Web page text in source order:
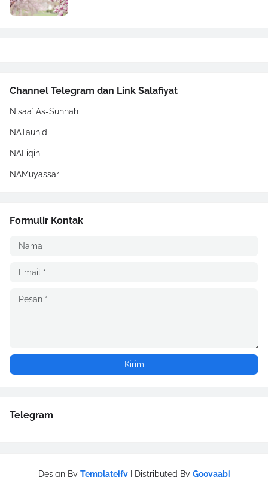
Channel Telegram dan Link Salafiyat
Nisaa` As-Sunnah
NATauhid
NAFiqih
NAMuyassar
Formulir Kontak
Telegram
Design By Templateify| Distributed By Gooyaabi